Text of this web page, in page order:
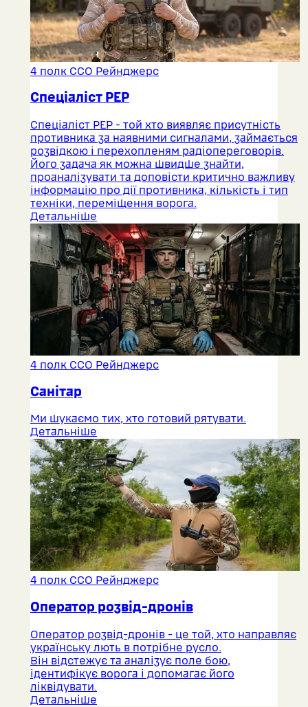
4 полк ССО Рейнджерс
Спеціаліст РЕР
Спеціаліст РЕР - той хто виявляє присутність
противника за наявними сигналами, займається
розвідкою і перехопленям радіопереговорів.
Його задача як можна швидше знайти,
проаналізувати та доповісти критично важливу
інформацію про дії противника, кількість і тип
техніки, переміщення ворога.
Детальніше
4 полк ССО Рейнджерс
Санітар
Ми шукаємо тих, хто готовий рятувати.
Детальніше
4 полк ССО Рейнджерс
Оператор розвід-дронів
Оператор розвід-дронів - це той, хто направляє
українську лють в потрібне русло.
Він відстежує та аналізує поле бою,
ідентифікує ворога і допомагає його
ліквідувати.
Детальніше